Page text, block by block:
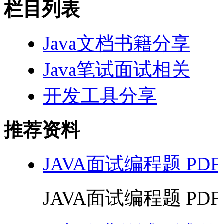
栏目列表
Java文档书籍分享
Java笔试面试相关
开发工具分享
推荐资料
JAVA面试编程题
JAVA面试编程题